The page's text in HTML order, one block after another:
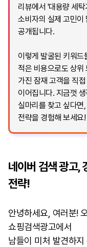
리뷰에서 '대용량 세
소비자의 실제 고민이
공개됩니다.
이렇게 발굴된 키워드
적은 비용으로도 상위
가진 잠재 고객을 직
이어집니다. 지금껏
실마리를 찾고 싶다면
전략을 경험해 보세요!
네이버 검색 광고,
전략!
안녕하세요, 여러분!
쇼핑검색광고에서
남들이 미처 발견하